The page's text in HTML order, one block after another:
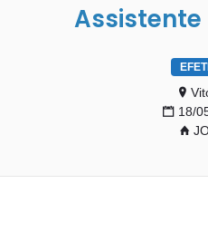
Assistente
18/